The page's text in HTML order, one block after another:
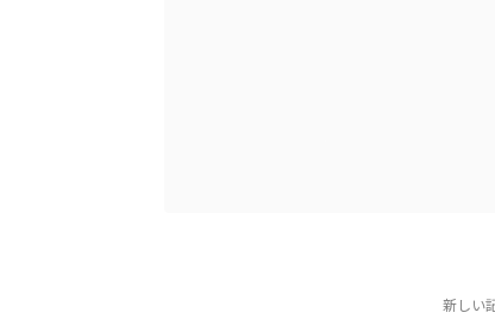
新しい